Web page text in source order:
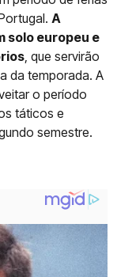
A
solo europeu e
, que servirão
da temporada. A
o período
táticos e
semestre.